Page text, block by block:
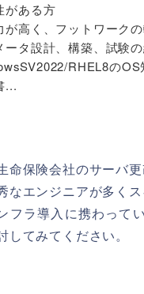
がある方
が高く、フットワーク
ータ設計、構築、試験
RHEL8のOS
...
命保険会社のサーバ更
なエンジニアが多く
フラ導入に携わって
してみてください。